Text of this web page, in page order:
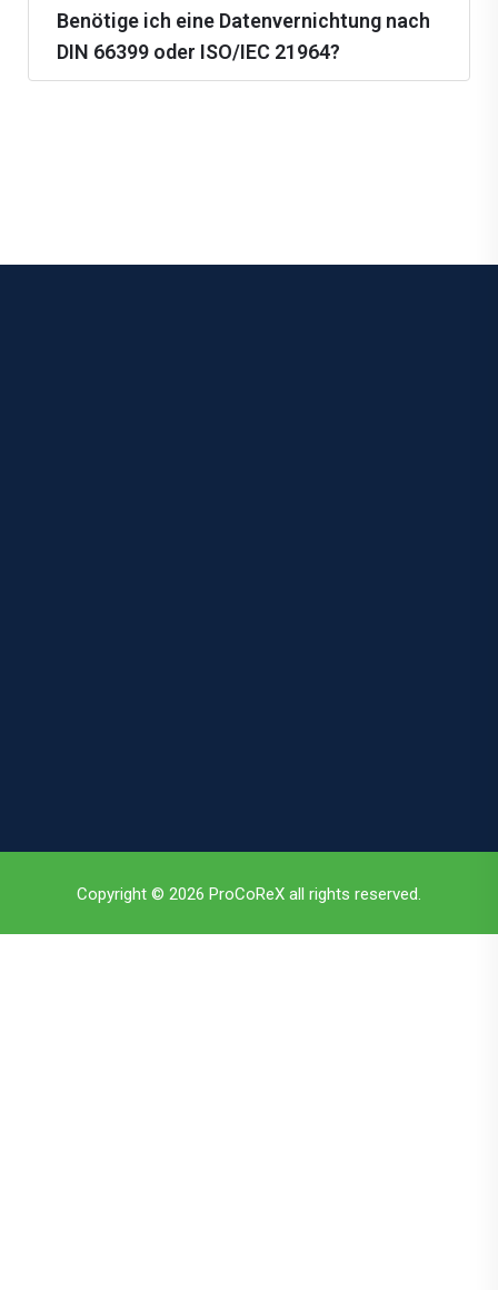
Benötige ich eine Datenvernichtung nach
DIN 66399 oder ISO/IEC 21964?
Copyright © 2026 ProCoReX all rights reserved.